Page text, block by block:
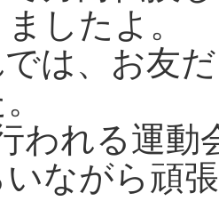
したよ。
は、お友
われる運動
いながら頑